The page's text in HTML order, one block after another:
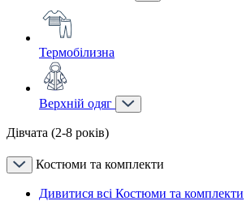
Термобілизна
Верхній одяг
Дівчата (2-8 років)
Костюми та комплекти
Дивитися всі Костюми та комплекти